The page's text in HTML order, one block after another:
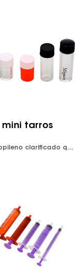
mini tarros
Polipropileno clarificado que cumple con FDA y LFGB